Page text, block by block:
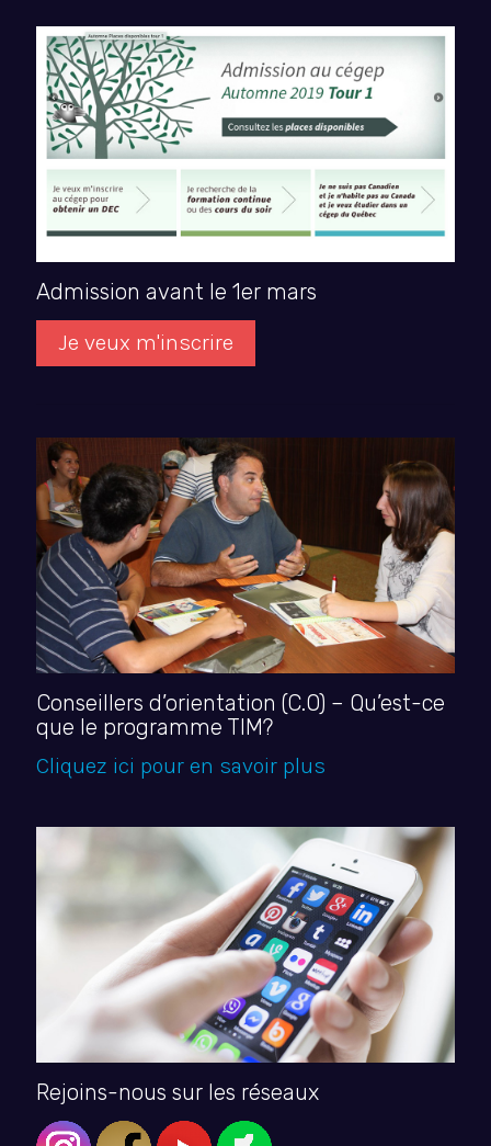
Admission avant le 1er mars
Je veux m'inscrire
Conseillers d’orientation (C.O) – Qu’est-ce
que le programme TIM?
Cliquez ici pour en savoir plus
Rejoins-nous sur les réseaux